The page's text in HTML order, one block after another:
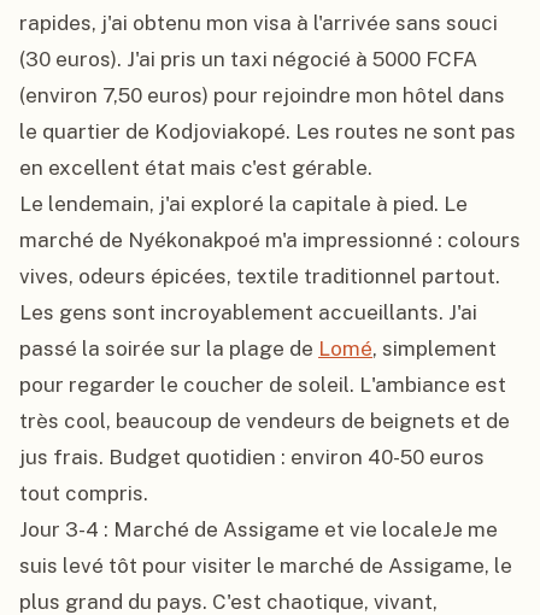
rapides, j'ai obtenu mon visa à l'arrivée sans souci
(30 euros). J'ai pris un taxi négocié à 5000 FCFA
(environ 7,50 euros) pour rejoindre mon hôtel dans
le quartier de Kodjoviakopé. Les routes ne sont pas
en excellent état mais c'est gérable.
Le lendemain, j'ai exploré la capitale à pied. Le
marché de Nyékonakpoé m'a impressionné : colours
vives, odeurs épicées, textile traditionnel partout.
Les gens sont incroyablement accueillants. J'ai
passé la soirée sur la plage de Lomé, simplement
pour regarder le coucher de soleil. L'ambiance est
très cool, beaucoup de vendeurs de beignets et de
jus frais. Budget quotidien : environ 40-50 euros
tout compris.
Jour 3-4 : Marché de Assigame et vie localeJe me
suis levé tôt pour visiter le marché de Assigame, le
plus grand du pays. C'est chaotique, vivant,